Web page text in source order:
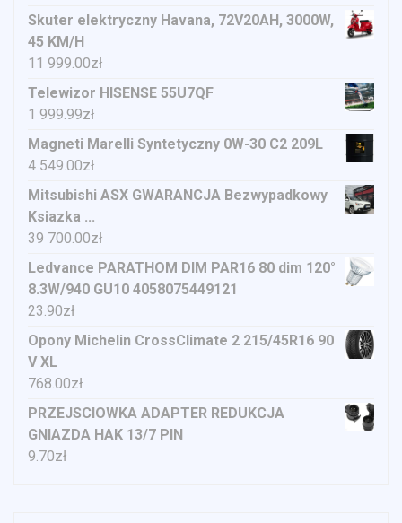
Skuter elektryczny Havana, 72V20AH, 3000W,
45 KM/H
11 999.00zł
Telewizor HISENSE 55U7QF
1 999.99zł
Magneti Marelli Syntetyczny 0W-30 C2 209L
4 549.00zł
Mitsubishi ASX GWARANCJA Bezwypadkowy
Ksiazka ...
39 700.00zł
Ledvance PARATHOM DIM PAR16 80 dim 120°
8.3W/940 GU10 4058075449121
23.90zł
Opony Michelin CrossClimate 2 215/45R16 90
V XL
768.00zł
PRZEJSCIOWKA ADAPTER REDUKCJA
GNIAZDA HAK 13/7 PIN
9.70zł